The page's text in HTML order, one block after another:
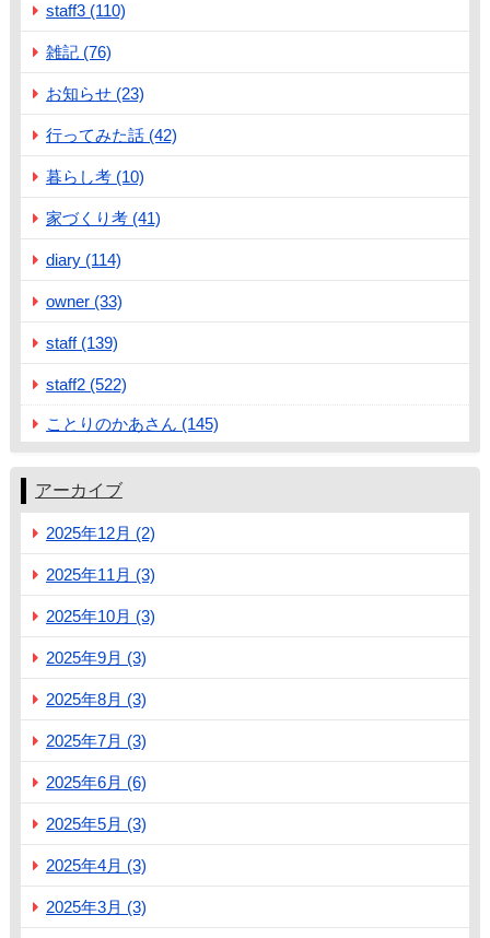
staff3 (110)
雑記 (76)
お知らせ (23)
行ってみた話 (42)
暮らし考 (10)
家づくり考 (41)
diary (114)
owner (33)
staff (139)
staff2 (522)
ことりのかあさん (145)
アーカイブ
2025年12月 (2)
2025年11月 (3)
2025年10月 (3)
2025年9月 (3)
2025年8月 (3)
2025年7月 (3)
2025年6月 (6)
2025年5月 (3)
2025年4月 (3)
2025年3月 (3)